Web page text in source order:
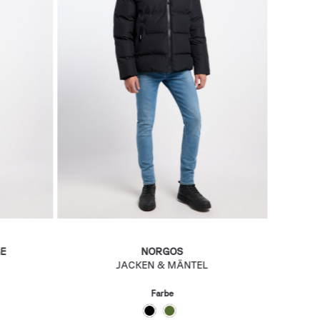
NORGOS
JACKEN & MÄNTEL
Farbe